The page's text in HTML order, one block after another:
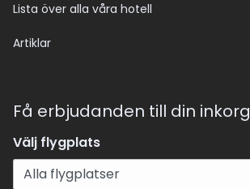
Lista över alla våra hotell
Artiklar
Få erbjudanden till din inkorg
Välj flygplats